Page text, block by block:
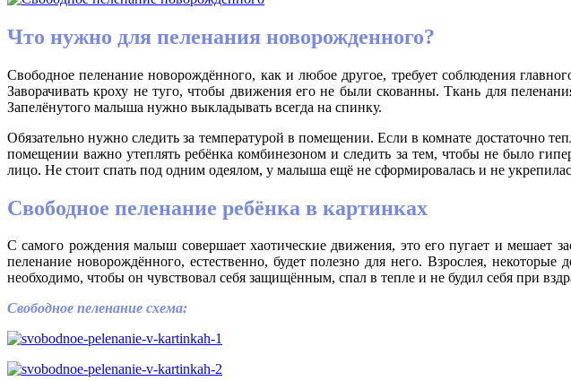
Что нужно для пеленания новорожденного?
Свободное пеленание новорождённого, как и любое другое, требует соблюдения
Заворачивать кроху не туго, чтобы движения его не были скованны. Ткань для
Запелёнутого малыша нужно выкладывать всегда на спинку.
Обязательно нужно следить за температурой в помещении. Если в комнате достаточно
помещении важно утеплять ребёнка комбинезоном и следить за тем, чтобы не было
лицо. Не стоит спать под одним одеялом, у малыша ещё не сформировалась и не
Свободное пеленание ребёнка в картинках
С самого рождения малыш совершает хаотические движения, это его пугает и мешает
пеленание новорождённого, естественно, будет полезно для него. Взрослея,
необходимо, чтобы он чувствовал себя защищённым, спал в тепле и не будил себя при
Свободное пеленание схема: